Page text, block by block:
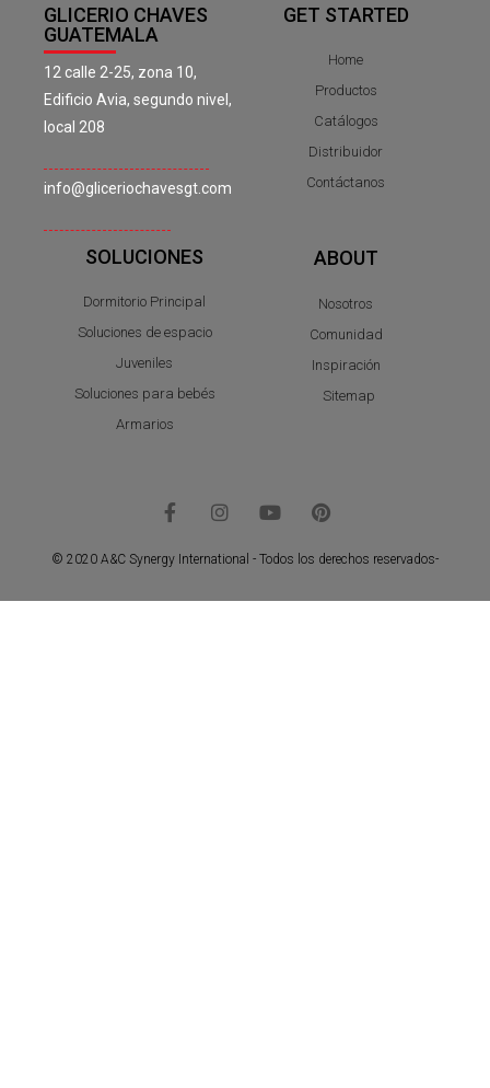
GLICERIO CHAVES
GUATEMALA
12 calle 2-25, zona 10,
Edificio Avia, segundo nivel,
local 208
info@gliceriochavesgt.com
GET STARTED
Home
Productos
Catálogos
Distribuidor
Contáctanos
SOLUCIONES
Dormitorio Principal
Soluciones de espacio
Juveniles
Soluciones para bebés
Armarios
ABOUT
Nosotros
Comunidad
Inspiración
Sitemap
© 2020 A&C Synergy International - Todos los derechos reservados-